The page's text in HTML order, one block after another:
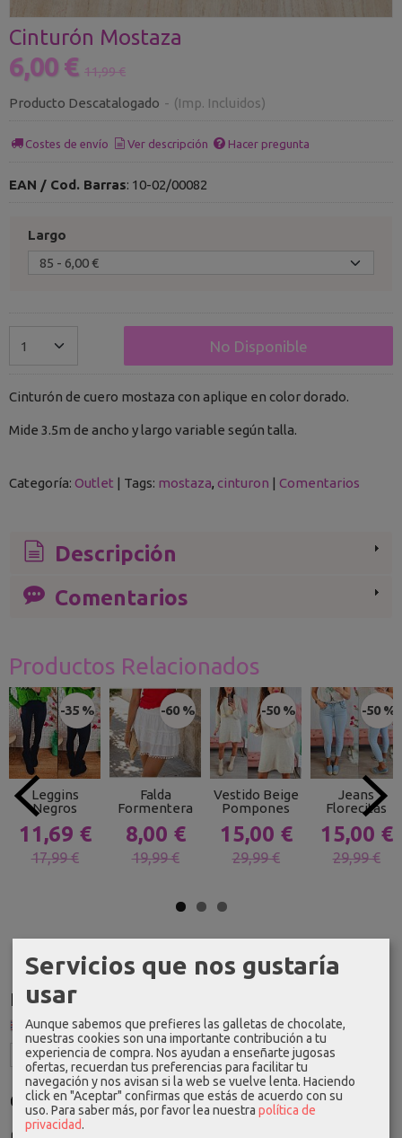
Idioma
Costes de Envío
GRATIS *
Cinturón Mostaza
6,00 € 11,99 €
Producto Descatalogado - (Imp. Incluidos)
Costes de envío Ver descripción Hacer pregunta
EAN / Cod. Barras: 10-02/00082
Largo
No Disponible
Cinturón de cuero mostaza con aplique en color dorado.
Mide 3.5m de ancho y largo variable según talla.
Categoría: Outlet | Tags: mostaza cinturon | Comentarios
Descripción
Comentarios
Productos Relacionados
-35 %
Leggins
Negros
11,69 €
17,99 €
-60 %
Falda
Formentera
8,00 €
19,99 €
-50 %
Vestido Beige
Pompones
15,00 €
29,99 €
-50 %
Jeans
Florecitas
15,00 €
29,99 €
Servicios que nos gustaría
usar
Aunque sabemos que prefieres las galletas de chocolate,
nuestras cookies son una importante contribución a tu
experiencia de compra. Nos ayudan a enseñarte jugosas
ofertas, recuerdan tus preferencias para facilitar tu
navegación y nos avisan si la web se vuelve lenta. Haciendo
click en "Aceptar" confirmas que estás de acuerdo con su
uso. Para saber más, por favor lea nuestra política de
privacidad.